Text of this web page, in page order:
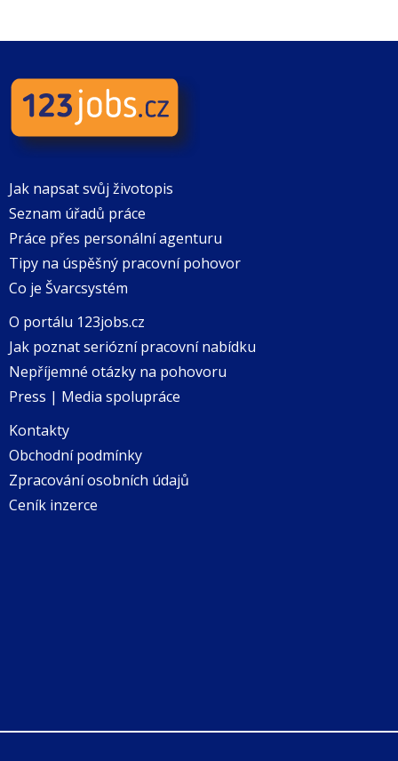
Jak napsat svůj životopis
Seznam úřadů práce
Práce přes personální agenturu
Tipy na úspěšný pracovní pohovor
Co je Švarcsystém
O portálu 123jobs.cz
Jak poznat seriózní pracovní nabídku
Nepříjemné otázky na pohovoru
Press | Media spolupráce
Kontakty
Obchodní podmínky
Zpracování osobních údajů
Ceník inzerce